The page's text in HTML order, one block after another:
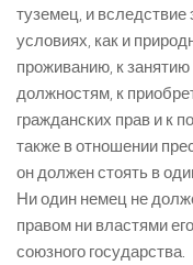
туземец, и вследствие
условиях, как и
проживанию, к
должностям, к
гражданских прав и к
также в отношении
он должен стоять в
Ни один немец не
правом ни властями
союзного государства.